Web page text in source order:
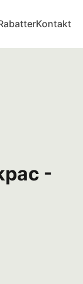
Kontakt
-